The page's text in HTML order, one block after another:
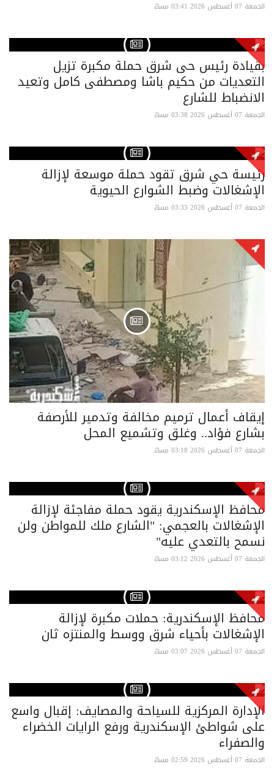
الجمعة 07 أغسطس 2026 03:41 مساءً
بقيادة رئيس حى شرق حملة مكبرة تزيل
التعديات من حكيم باشا ومصطفى كامل وتعيد
الانضباط للشارع
الجمعة 07 أغسطس 2026 03:38 مساءً
رئيسة حي شرق تقود حملة موسعة لإزالة
الإشغالات وضبط الشوارع الحيوية
الجمعة 07 أغسطس 2026 03:33 مساءً
إيقاف أعمال ترميم مخالفة وتدمير للأرصفة
بشارع فؤاد.. وغلق وتشميع المحل
الجمعة 07 أغسطس 2026 03:18 مساءً
محافظ الإسكندرية يقود حملة مفاجئة لإزالة
الإشغالات بالعجمي: "الشارع ملك للمواطن ولن
نسمح بالتعدي عليه"
الجمعة 07 أغسطس 2026 03:12 مساءً
محافظ الإسكندرية: حملات مكبرة لإزالة
الإشغالات بأحياء شرق ووسط والمنتزه ثان
الجمعة 07 أغسطس 2026 03:07 مساءً
الإدارة المركزية للسياحة والمصايف: إقبال واسع
على شواطئ الإسكندرية ورفع الرايات الخضراء
والصفراء
الجمعة 07 أغسطس 2026 02:59 مساءً